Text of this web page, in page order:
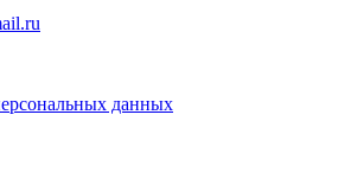
данных